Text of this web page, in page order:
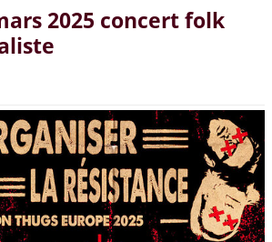
2025 concert folk